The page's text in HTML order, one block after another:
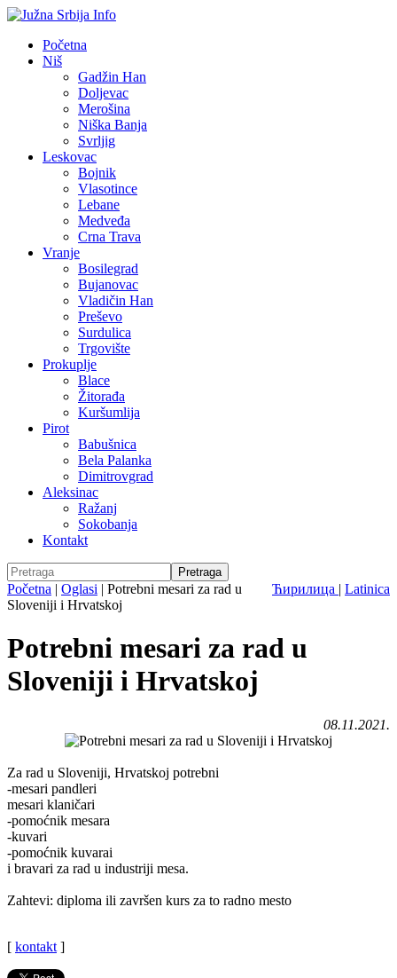
Početna
Niš
Gadžin Han
Doljevac
Merošina
Niška Banja
Svrljig
Leskovac
Bojnik
Vlasotince
Lebane
Medveđa
Crna Trava
Vranje
Bosilegrad
Bujanovac
Vladičin Han
Preševo
Surdulica
Trgovište
Prokuplje
Blace
Žitorađa
Kuršumlija
Pirot
Babušnica
Bela Palanka
Dimitrovgrad
Aleksinac
Ražanj
Sokobanja
Kontakt
Ћирилица | Latinica
Početna | Oglasi | Potrebni mesari za rad u
Sloveniji i Hrvatskoj
Potrebni mesari za rad u
Sloveniji i Hrvatskoj
08.11.2021.
Za rad u Sloveniji, Hrvatskoj potrebni
-mesari pandleri
mesari klaničari
-pomoćnik mesara
-kuvari
-pomoćnik kuvarai
i bravari za rad u industriji mesa.
Zahtevi: diploma ili završen kurs za to radno mesto
[ kontakt ]